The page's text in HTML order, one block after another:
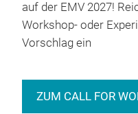
auf der EMV 2027!
Workshop- oder
Vorschlag ein
ZUM CALL FOR